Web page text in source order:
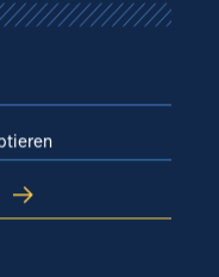
Interesse
im
war groß und reichte